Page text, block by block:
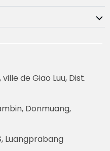
ville de Giao Luu, Dist.
Donmuang,
Luangprabang